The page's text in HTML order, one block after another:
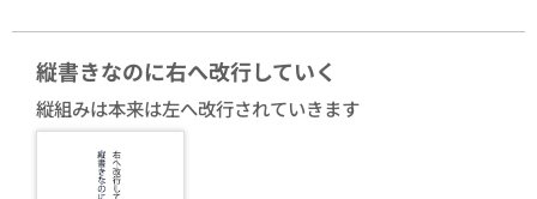
縦書きなのに右へ改行していく
縦組みは本来は左へ改行されていきます